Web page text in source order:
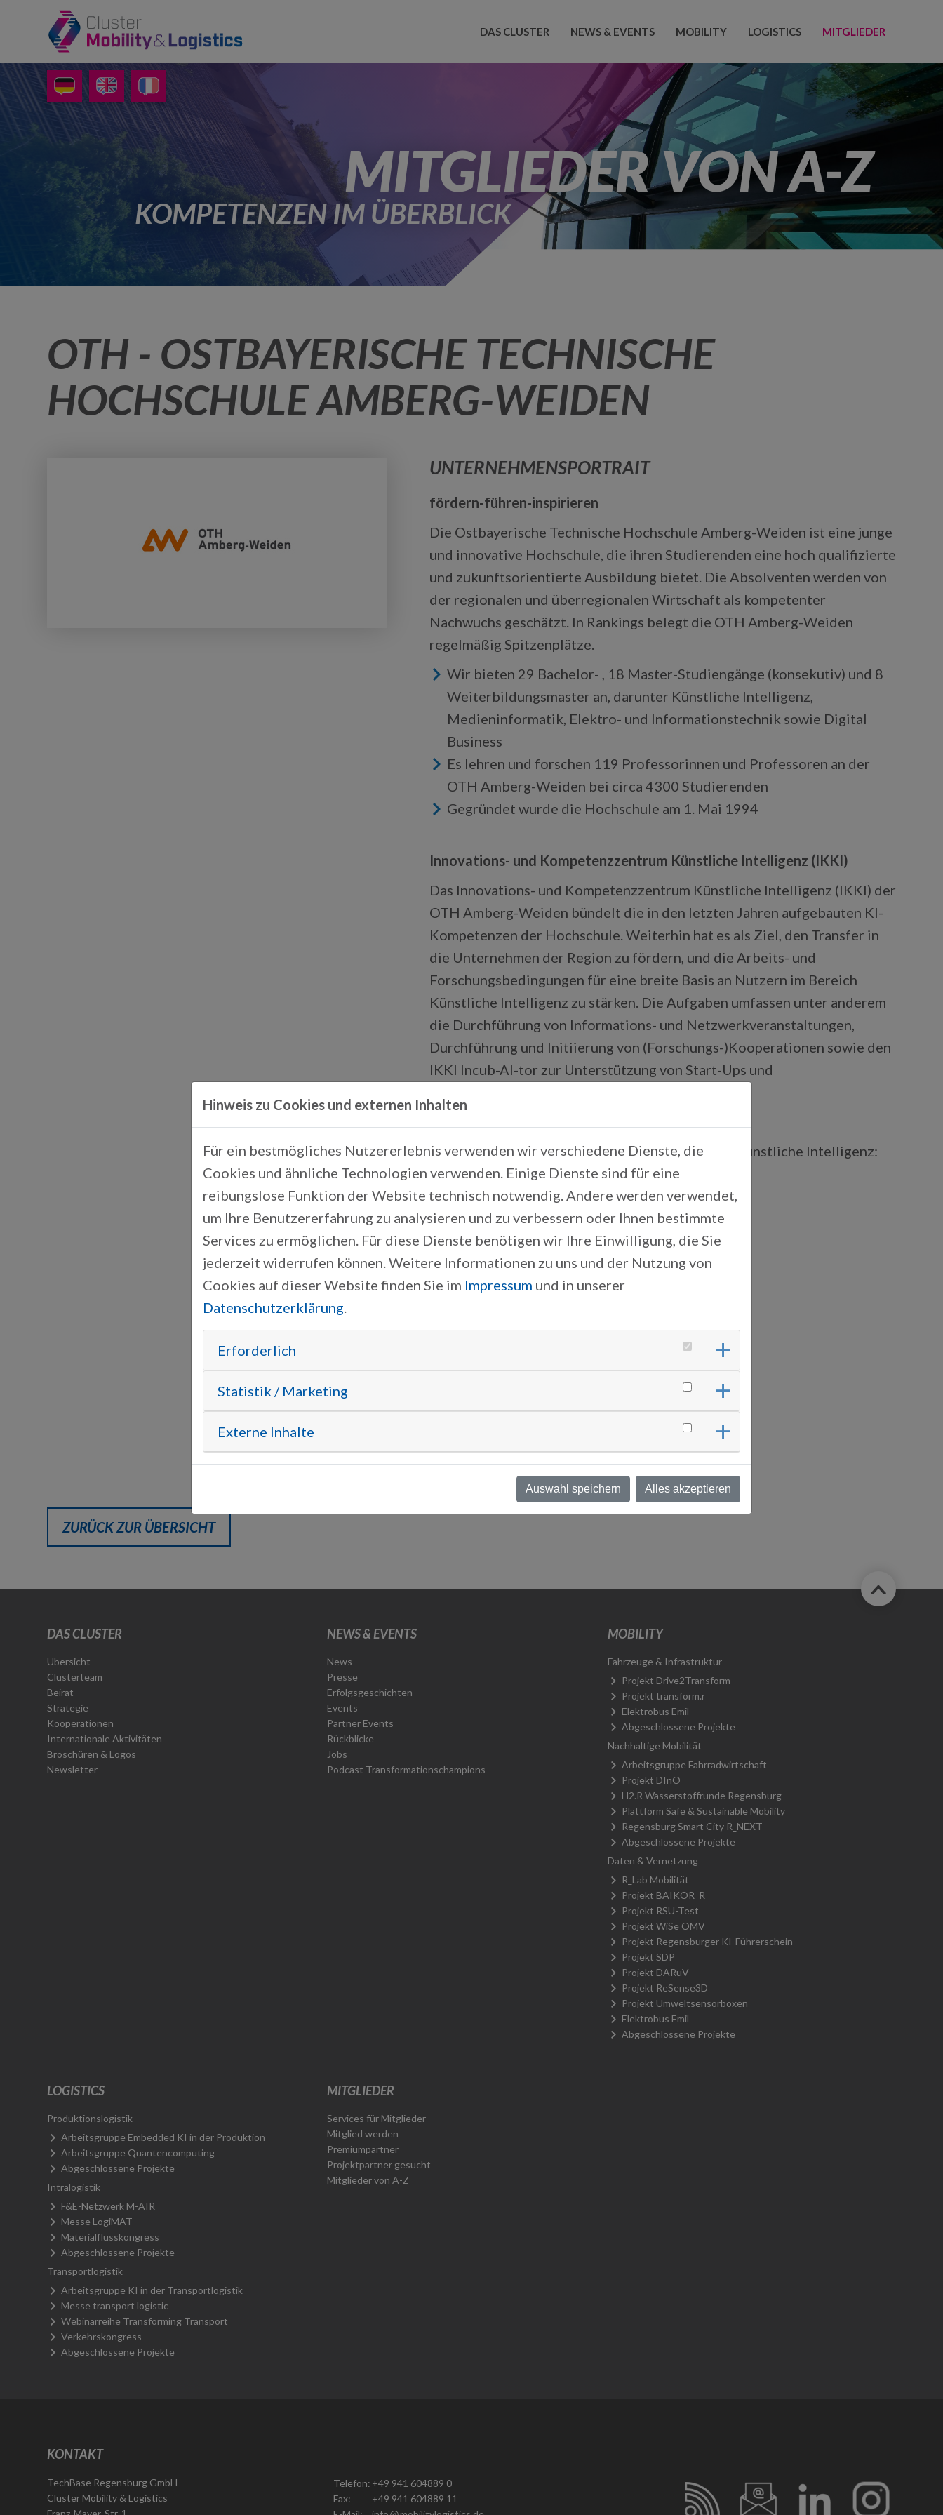
DAS CLUSTER NEWS & EVENTS MOBILITY LOGISTICS MITGLIEDER
MITGLIEDER VON A-Z
KOMPETENZEN IM ÜBERBLICK
OTH - OSTBAYERISCHE TECHNISCHE
HOCHSCHULE AMBERG-WEIDEN
UNTERNEHMENSPORTRAIT
fördern-führen-inspirieren
Die Ostbayerische Technische Hochschule Amberg-Weiden ist eine junge
und innovative Hochschule, die ihren Studierenden eine hoch qualifizierte
und zukunftsorientierte Ausbildung bietet. Die Absolventen werden von
der regionalen und überregionalen Wirtschaft als kompetenter
Nachwuchs geschätzt. In Rankings belegt die OTH Amberg-Weiden
regelmäßig Spitzenplätze.
Wir bieten 29 Bachelor- , 18 Master-Studiengänge (konsekutiv) und 8
Weiterbildungsmaster an, darunter Künstliche Intelligenz,
Medieninformatik, Elektro- und Informationstechnik sowie Digital
Business
Es lehren und forschen 119 Professorinnen und Professoren an der
OTH Amberg-Weiden bei circa 4300 Studierenden
Gegründet wurde die Hochschule am 1. Mai 1994
Innovations- und Kompetenzzentrum Künstliche Intelligenz (IKKI)
Das Innovations- und Kompetenzzentrum Künstliche Intelligenz (IKKI) der
OTH Amberg-Weiden bündelt die in den letzten Jahren aufgebauten KI-
Kompetenzen der Hochschule. Weiterhin hat es als Ziel, den Transfer in
die Unternehmen der Region zu fördern, und die Arbeits- und
Forschungsbedingungen für eine breite Basis an Nutzern im Bereich
Künstliche Intelligenz zu stärken. Die Aufgaben umfassen unter anderem
die Durchführung von Informations- und Netzwerkveranstaltungen,
Durchführung und Initiierung von (Forschungs-)Kooperationen sowie den
IKKI Incub-AI-tor zur Unterstützung von Start-Ups und
Leitung Innovations- und Kompetenzzentrum Künstliche Intelligenz:
Prof. Dr.-Ing. Ulrich Schäfer
Sebastian Steindl
s.steindl
oth-aw.de
oth-aw.de
Kaiser-Wilhelm-Ring 23
Prof. Dr. Simon J. Preis
s.preis
oth-aw.de
ZURÜCK ZUR ÜBERSICHT
DAS CLUSTER
Übersicht
Clusterteam
Beirat
Strategie
Kooperationen
Internationale Aktivitäten
Broschüren & Logos
Newsletter
NEWS & EVENTS
News
Presse
Erfolgsgeschichten
Events
Partner Events
Rückblicke
Jobs
Podcast Transformationschampions
MOBILITY
Fahrzeuge & Infrastruktur
Projekt Drive2Transform
Projekt transform.r
Elektrobus Emil
Abgeschlossene Projekte
Nachhaltige Mobilität
Arbeitsgruppe Fahrradwirtschaft
Projekt DInO
H2.R Wasserstoffrunde Regensburg
Plattform Safe & Sustainable Mobility
Regensburg Smart City R_NEXT
Abgeschlossene Projekte
Daten & Vernetzung
R_Lab Mobilität
Projekt BAIKOR_R
Projekt RSU-Test
Projekt WiSe OMV
Projekt Regensburger KI-Führerschein
Projekt SDP
Projekt DARuV
Projekt ReSense3D
Projekt Umweltsensorboxen
Elektrobus Emil
Abgeschlossene Projekte
LOGISTICS
Produktionslogistik
Arbeitsgruppe Embedded KI in der Produktion
Arbeitsgruppe Quantencomputing
Abgeschlossene Projekte
Intralogistik
F&E-Netzwerk M-AIR
Messe LogiMAT
Materialflusskongress
Abgeschlossene Projekte
Transportlogistik
Arbeitsgruppe KI in der Transportlogistik
Messe transport logistic
Webinarreihe Transforming Transport
Verkehrskongress
Abgeschlossene Projekte
MITGLIEDER
Services für Mitglieder
Mitglied werden
Premiumpartner
Projektpartner gesucht
Mitglieder von A-Z
KONTAKT
TechBase Regensburg GmbH
Cluster Mobility & Logistics
Telefon:
Fax:
+49 941 604889 0
+49 941 604889 11
Hinweis zu Cookies und externen Inhalten
Für ein bestmögliches Nutzererlebnis verwenden wir verschiedene Dienste, die
Cookies und ähnliche Technologien verwenden. Einige Dienste sind für eine
reibungslose Funktion der Website technisch notwendig. Andere werden verwendet,
um Ihre Benutzererfahrung zu analysieren und zu verbessern oder Ihnen bestimmte
Services zu ermöglichen. Für diese Dienste benötigen wir Ihre Einwilligung, die Sie
jederzeit widerrufen können. Weitere Informationen zu uns und der Nutzung von
Cookies auf dieser Website finden Sie im Impressum und in unserer
Datenschutzerklärung.
Erforderlich
Statistik / Marketing
Externe Inhalte
Auswahl speichern Alles akzeptieren